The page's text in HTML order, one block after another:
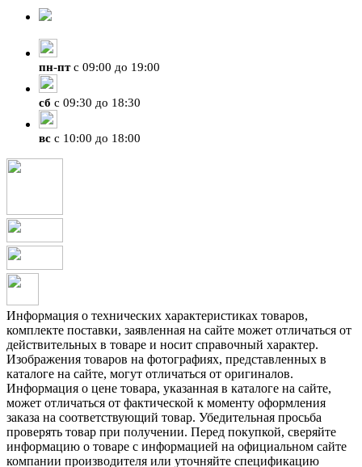
пн-птс 09:00 до 19:00
сб с 09:30 до 18:30
вс с 10:00 до 18:00
Информация о технических характеристиках товаров,
комплекте поставки, заявленная на сайте может отличаться от
действительных в товаре и носит справочный характер.
Изображения товаров на фотографиях, представленных в
каталоге на сайте, могут отличаться от оригиналов.
Информация о цене товара, указанная в каталоге на сайте,
может отличаться от фактической к моменту оформления
заказа на соответствующий товар. Убедительная просьба
проверять товар при получении. Перед покупкой, сверяйте
информацию о товаре с информацией на официальном сайте
компании производителя или уточняйте спецификацию